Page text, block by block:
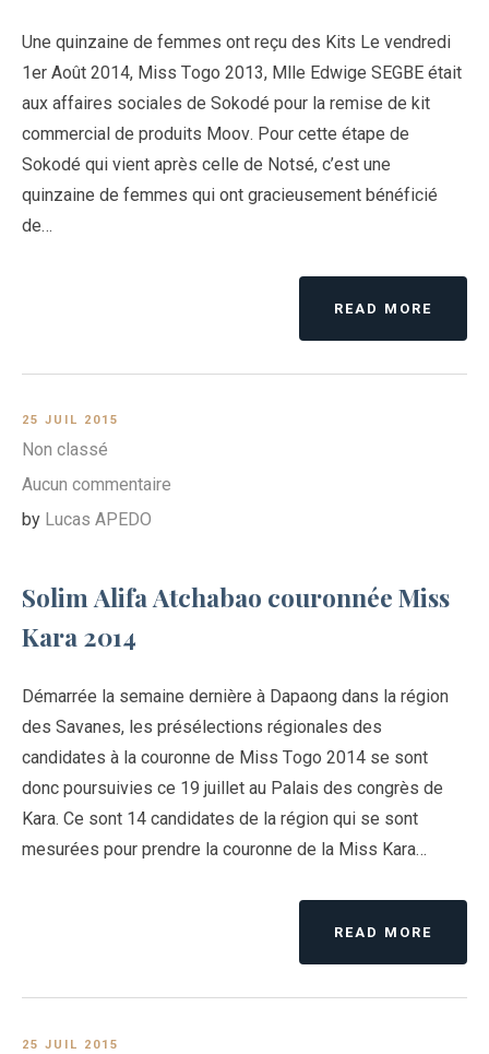
Une quinzaine de femmes ont reçu des Kits Le vendredi
1er Août 2014, Miss Togo 2013, Mlle Edwige SEGBE était
aux affaires sociales de Sokodé pour la remise de kit
commercial de produits Moov. Pour cette étape de
Sokodé qui vient après celle de Notsé, c’est une
quinzaine de femmes qui ont gracieusement bénéficié
de…
READ MORE
25 JUIL 2015
Non classé
Aucun commentaire
by Lucas APEDO
Solim Alifa Atchabao couronnée Miss
Kara 2014
Démarrée la semaine dernière à Dapaong dans la région
des Savanes, les présélections régionales des
candidates à la couronne de Miss Togo 2014 se sont
donc poursuivies ce 19 juillet au Palais des congrès de
Kara. Ce sont 14 candidates de la région qui se sont
mesurées pour prendre la couronne de la Miss Kara…
READ MORE
25 JUIL 2015